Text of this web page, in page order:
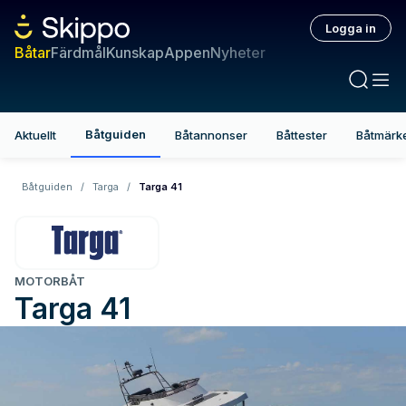
BåtarFärdmålKunskapAppenNyheter
Logga in
Aktuellt Båtguiden Båtannonser Båttester
Båtguiden / Targa / Targa 41
MOTORBÅT
Targa 41